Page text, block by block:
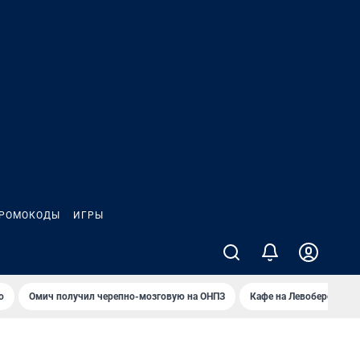
ИГРЫ
Омич получил черепно-мозговую на ОНПЗ Кафе на Левобережье